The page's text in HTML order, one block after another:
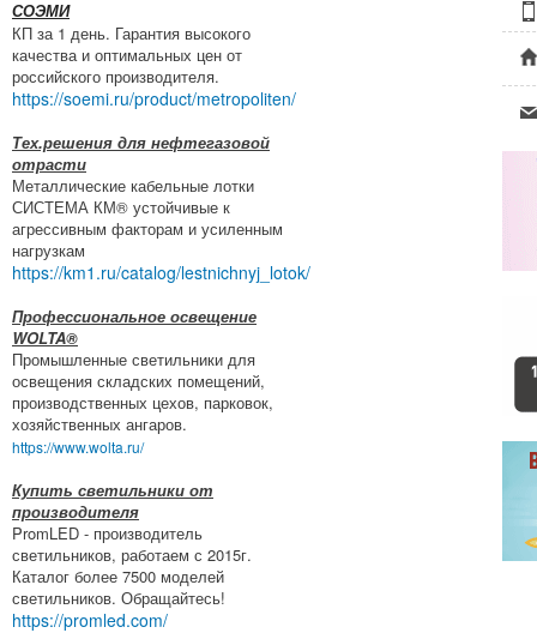
СОЭМИ
КП за 1 день. Гарантия высокого
качества и оптимальных цен от
российского производителя.
https://soemi.ru/product/metropoliten/
Тех.решения для нефтегазовой
отрасти
Металлические кабельные лотки
СИСТЕМА КМ® устойчивые к
агрессивным факторам и усиленным
нагрузкам
https://km1.ru/catalog/lestnichnyj_lotok/
Профессиональное освещение
WOLTA®
Промышленные светильники для
освещения складских помещений,
производственных цехов, парковок,
хозяйственных ангаров.
https://www.wolta.ru/
Купить светильники от
производителя
PromLED - производитель
светильников, работаем с 2015г.
Каталог более 7500 моделей
светильников. Обращайтесь!
https://promled.com/